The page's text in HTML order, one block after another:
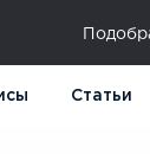
Статьи